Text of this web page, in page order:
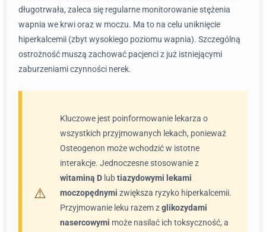
długotrwała, zaleca się regularne monitorowanie stężenia
wapnia we krwi oraz w moczu. Ma to na celu uniknięcie
hiperkalcemii (zbyt wysokiego poziomu wapnia). Szczególną
ostrożność muszą zachować pacjenci z już istniejącymi
zaburzeniami czynności nerek.
Kluczowe jest poinformowanie lekarza o
wszystkich przyjmowanych lekach, ponieważ
Osteogenon może wchodzić w istotne
interakcje. Jednoczesne stosowanie z
witaminą D lubtiazydowymi lekami
moczopędnymi zwiększa ryzyko hiperkalcemii.
Przyjmowanie leku razem zglikozydami
nasercowymi może nasilać ich toksyczność, a